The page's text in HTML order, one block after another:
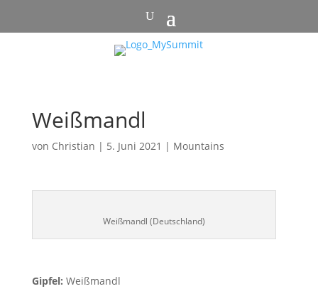
Weißmandl
von Christian | 5. Juni 2021 | Mountains
Weißmandl (Deutschland)
Gipfel: Weißmandl